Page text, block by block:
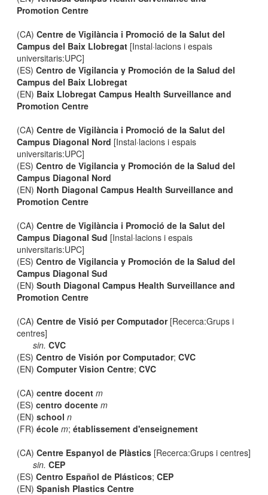
Promotion Centre
(CA)Centre de Vigilància i Promoció de la Salut del
Campus del Baix Llobregat [Instal·lacions i espais
universitaris:UPC]
(ES)Centro de Vigilancia y Promoción de la Salud del
Campus del Baix Llobregat
(EN) Baix Llobregat Campus Health Surveillance and
Promotion Centre
(CA)Centre de Vigilància i Promoció de la Salut del
Campus Diagonal Nord [Instal·lacions i espais
universitaris:UPC]
(ES)Centro de Vigilancia y Promoción de la Salud del
Campus Diagonal Nord
(EN) North Diagonal Campus Health Surveillance and
Promotion Centre
(CA)Centre de Vigilància i Promoció de la Salut del
Campus Diagonal Sud [Instal·lacions i espais
universitaris:UPC]
(ES)Centro de Vigilancia y Promoción de la Salud del
Campus Diagonal Sud
(EN)South Diagonal Campus Health Surveillance and
Promotion Centre
(CA)Centre de Visió per Computador[Recerca:Grups i
centres]
sin. CVC
(ES)Centro de Visión por Computador;CVC
(EN)Computer Vision Centre;CVC
(CA)centre docent m
(ES)centro docente m
(EN)school n
(FR)école m;établissement d'enseignement
(CA)Centre Espanyol de Plàstics [Recerca:Grups i centres]
sin. CEP
(ES)Centro Español de Plásticos;CEP
(EN)Spanish Plastics Centre